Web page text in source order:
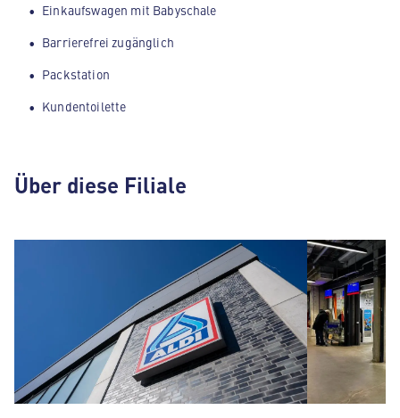
Einkaufswagen mit Babyschale
Barrierefrei zugänglich
Packstation
Kundentoilette
Über diese Filiale